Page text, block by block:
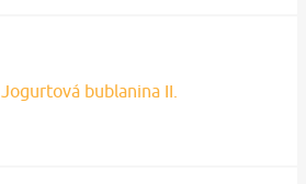
Jogurtová bublanina II.